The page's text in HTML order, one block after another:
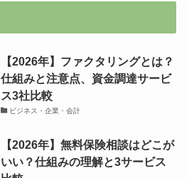
【2026年】ファクタリングとは？
仕組みと注意点、資金調達サービ
ス3社比較
ビジネス・企業・会計
【2026年】無料保険相談はどこが
いい？仕組みの理解と3サービス